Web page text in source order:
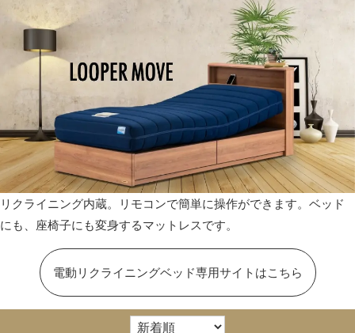
リクライニング内蔵。リモコンで簡単に操作ができます。ベッド
にも、座椅子にも変身するマットレスです。
電動リクライニングベッド専用サイトはこちら